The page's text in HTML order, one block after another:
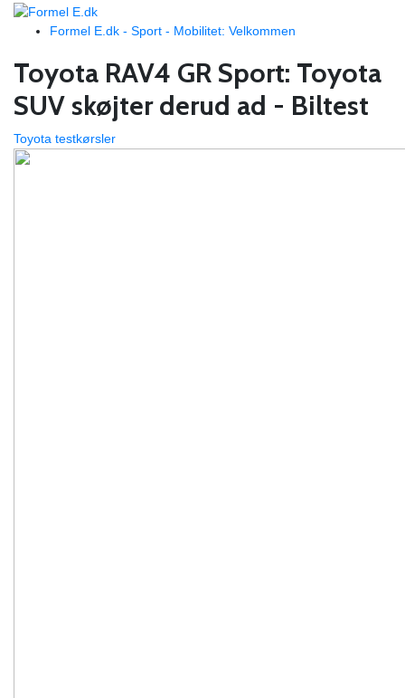
Formel E.dk - Sport - Mobilitet: Velkommen
Toyota RAV4 GR Sport: Toyota
SUV skøjter derud ad - Biltest
Toyota testkørsler